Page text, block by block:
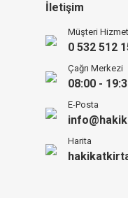
İletişim
Müşteri
0 532 512
Çağrı Merkezi
08:00 -
E-Posta
Harita